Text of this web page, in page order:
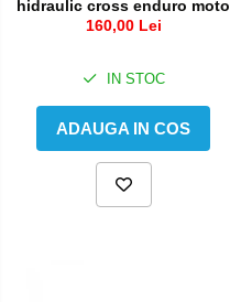
hidraulic cross enduro moto
160,00 Lei
IN STOC
ADAUGA IN COS